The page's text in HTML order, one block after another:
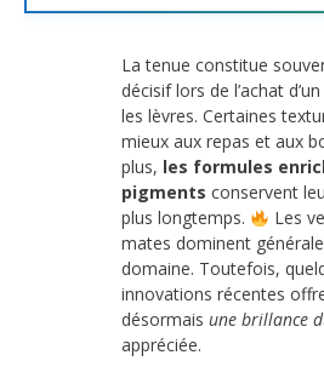
La tenue constitue
décisif lors de l’achat
les lèvres. Certaines
mieux aux repas et aux
plus, les formules
pigments conservent
plus longtemps.
Les
mates dominent
domaine. Toutefois,
innovations récentes
désormais une brillance
appréciée.